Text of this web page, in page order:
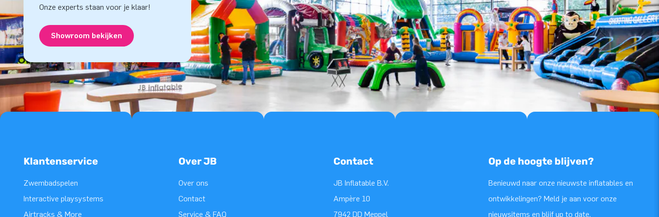
Onze experts staan voor je klaar!
Showroom bekijken
Klantenservice
Zwembadspelen
Interactive playsystems
Airtracks & More
Over JB
Over ons
Contact
Service & FAQ
Contact
JB Inflatable B.V.
Ampère 10
7942 DD Meppel
Op de hoogte blijven?
Benieuwd naar onze nieuwste inflatables en
ontwikkelingen? Meld je aan voor onze
nieuwsitems en blijf up to date.